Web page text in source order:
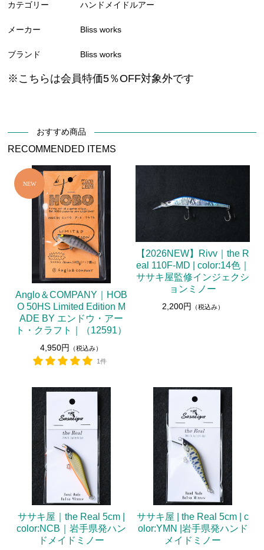
カテゴリー ハンドメイドルアー
メーカー Bliss works
ブランド Bliss works
※こちらは会員特価5％OFF対象外です
おすすめ商品
RECOMMENDED ITEMS
Anglo＆COMPANY｜HOB
O 50HS Limited Edition M
ADE BY エンドウ・アー
ト・クラフト｜（12591）
4,950円
（税込み）
1件
【2026NEW】Rivv｜the R
eal 110F-MD | color:14色｜
ササキ屋監修インジェクシ
ョンミノー
2,200円 （税込み）
ササキ屋｜the Real 5cm |
color:NCB｜岩手県発ハン
ドメイドミノー
ササキ屋 | the Real 5cm | c
olor:YMN |岩手県発ハンド
メイドミノー